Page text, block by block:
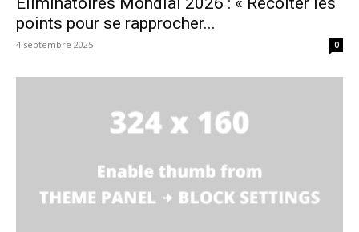
points pour se rapprocher...
4 septembre 2025 0